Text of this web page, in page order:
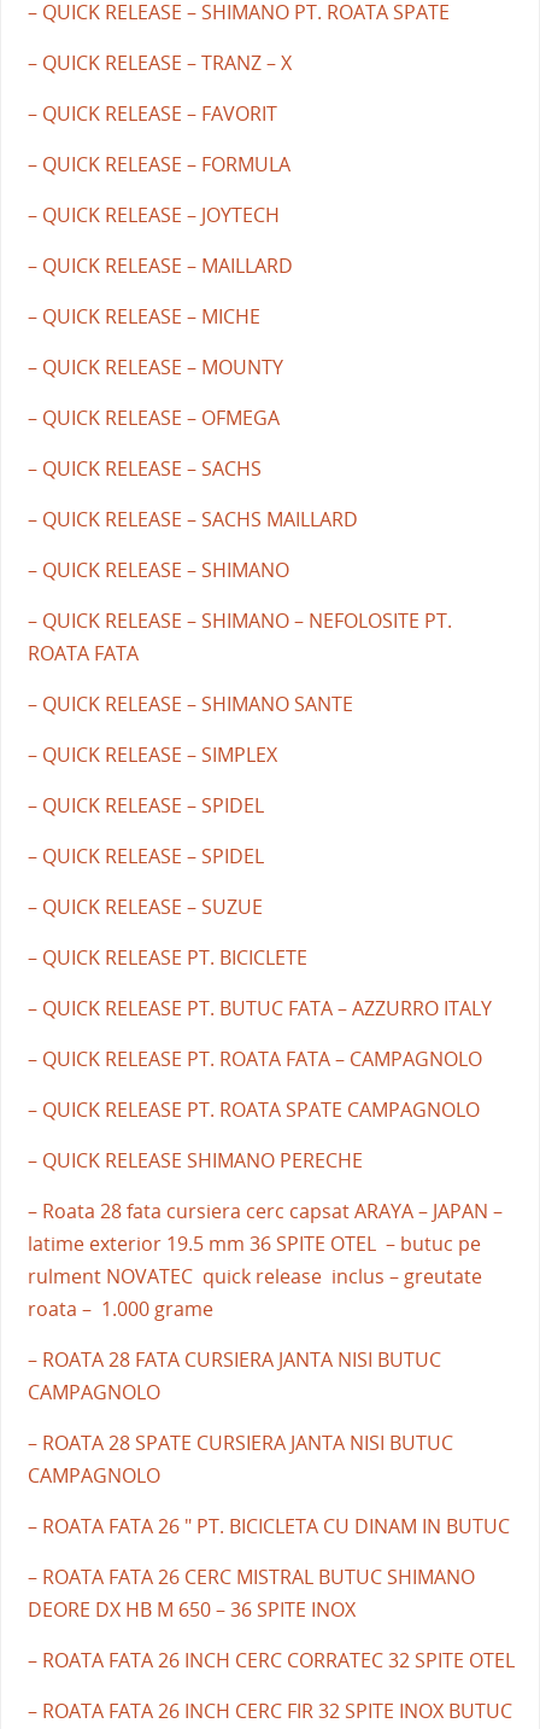
– QUICK RELEASE – SHIMANO PT. ROATA SPATE
– QUICK RELEASE – TRANZ – X
– QUICK RELEASE – FAVORIT
– QUICK RELEASE – FORMULA
– QUICK RELEASE – JOYTECH
– QUICK RELEASE – MAILLARD
– QUICK RELEASE – MICHE
– QUICK RELEASE – MOUNTY
– QUICK RELEASE – OFMEGA
– QUICK RELEASE – SACHS
– QUICK RELEASE – SACHS MAILLARD
– QUICK RELEASE – SHIMANO
– QUICK RELEASE – SHIMANO – NEFOLOSITE PT.
ROATA FATA
– QUICK RELEASE – SHIMANO SANTE
– QUICK RELEASE – SIMPLEX
– QUICK RELEASE – SPIDEL
– QUICK RELEASE – SPIDEL
– QUICK RELEASE – SUZUE
– QUICK RELEASE PT. BICICLETE
– QUICK RELEASE PT. BUTUC FATA – AZZURRO ITALY
– QUICK RELEASE PT. ROATA FATA – CAMPAGNOLO
– QUICK RELEASE PT. ROATA SPATE CAMPAGNOLO
– QUICK RELEASE SHIMANO PERECHE
– Roata 28 fata cursiera cerc capsat ARAYA – JAPAN –
latime exterior 19.5 mm 36 SPITE OTEL – butuc pe
rulment NOVATEC quick release inclus – greutate
roata – 1.000 grame
– ROATA 28 FATA CURSIERA JANTA NISI BUTUC
CAMPAGNOLO
– ROATA 28 SPATE CURSIERA JANTA NISI BUTUC
CAMPAGNOLO
– ROATA FATA 26 " PT. BICICLETA CU DINAM IN BUTUC
– ROATA FATA 26 CERC MISTRAL BUTUC SHIMANO
DEORE DX HB M 650 – 36 SPITE INOX
– ROATA FATA 26 INCH CERC CORRATEC 32 SPITE OTEL
– ROATA FATA 26 INCH CERC FIR 32 SPITE INOX BUTUC